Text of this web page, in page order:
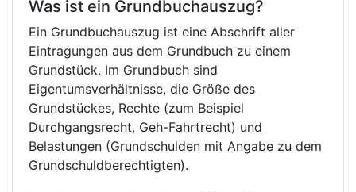
Was ist ein Grundbuchauszug?
Ein Grundbuchauszug ist eine Abschrift aller
Eintragungen aus dem Grundbuch zu einem
Grundstück. Im Grundbuch sind
Eigentumsverhältnisse, die Größe des
Grundstückes, Rechte (zum Beispiel
Durchgangsrecht, Geh-Fahrtrecht) und
Belastungen (Grundschulden mit Angabe zu dem
Grundschuldberechtigten).